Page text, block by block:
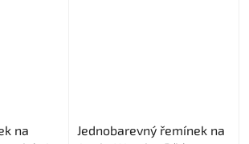
na
Jednobarevný řemínek na